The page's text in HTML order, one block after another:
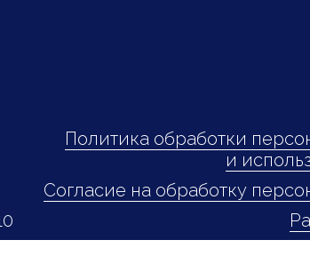
Согласие на обработку
Политика обработки
и